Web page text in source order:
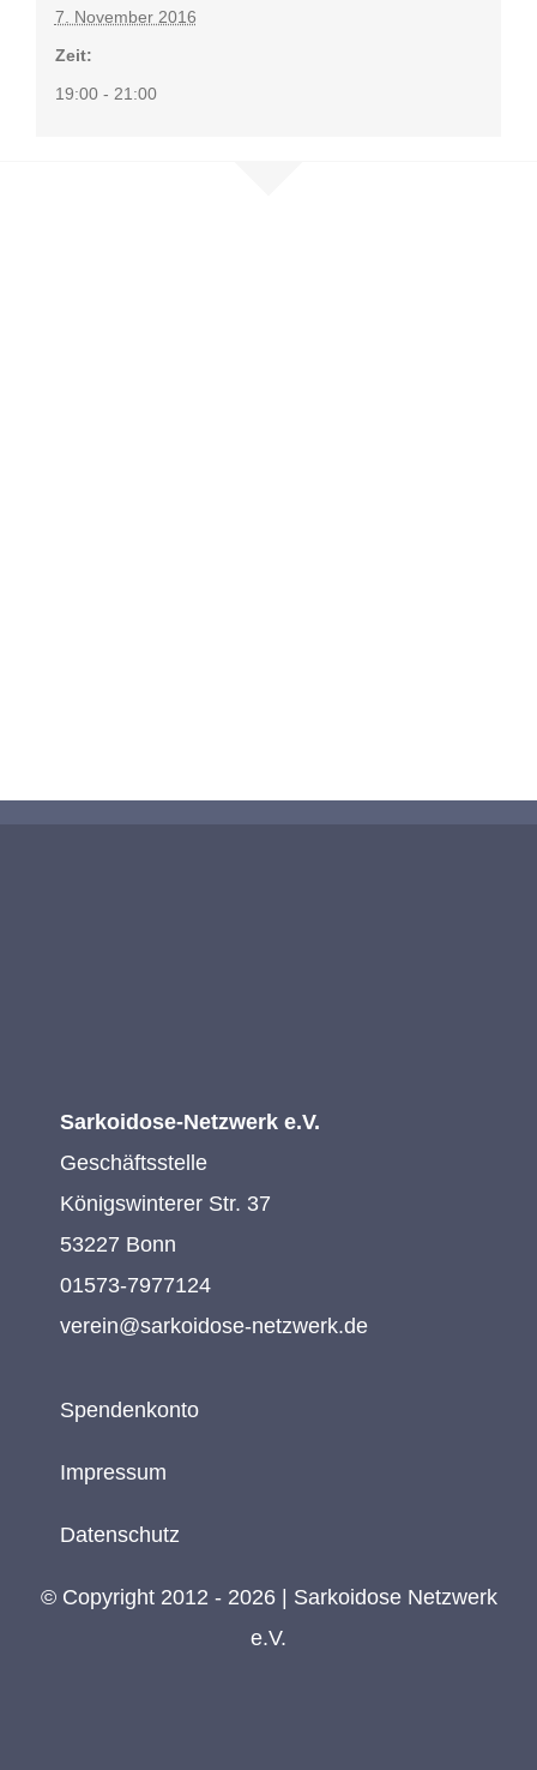
7. November 2016
Zeit:
19:00 - 21:00
Sarkoidose-Netzwerk e.V.
Geschäftsstelle
Königswinterer Str. 37
53227 Bonn
01573-7977124
verein@sarkoidose-netzwerk.de
Spendenkonto
Impressum
Datenschutz
© Copyright 2012 - 2026 | Sarkoidose Netzwerk
e.V.